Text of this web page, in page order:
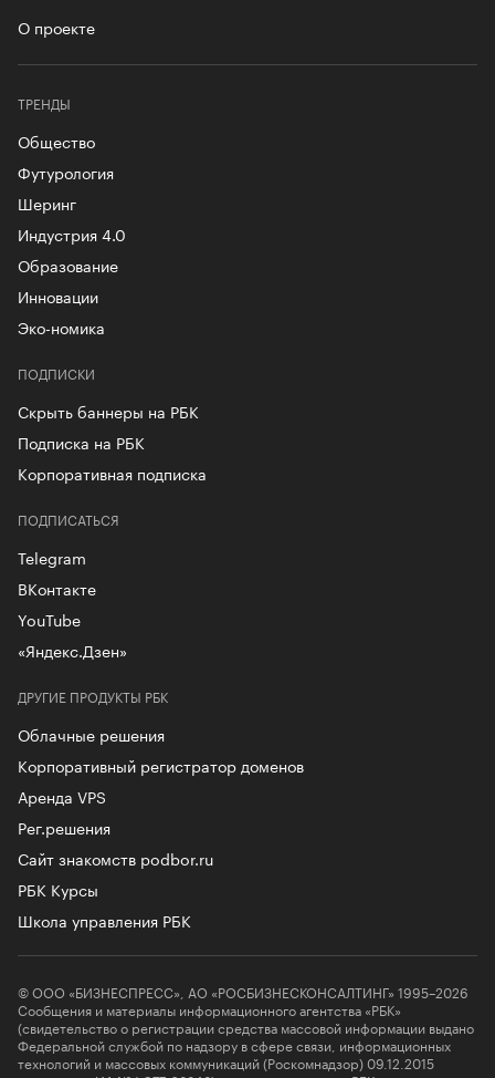
О проекте
ТРЕНДЫ
Общество
Футурология
Шеринг
Индустрия 4.0
Образование
Инновации
Эко-номика
ПОДПИСКИ
Скрыть баннеры на РБК
Подписка на РБК
Корпоративная подписка
ДРУГИЕ ПРОДУКТЫ РБК
Облачные решения
Корпоративный регистратор доменов
Аренда VPS
Рег.решения
Сайт знакомств podbor.ru
РБК Курсы
Школа управления РБК
ПОДПИСАТЬСЯ
Telegram
ВКонтакте
YouTube
«Яндекс.Дзен»
© ООО «БИЗНЕСПРЕСС», АО «РОСБИЗНЕСКОНСАЛТИНГ» 1995–2026
Сообщения и материалы информационного агентства «РБК»
(свидетельство о регистрации средства массовой информации выдано
Федеральной службой по надзору в сфере связи, информационных
технологий и массовых коммуникаций (Роскомнадзор) 09.12.2015